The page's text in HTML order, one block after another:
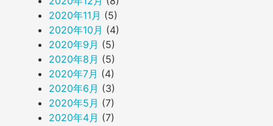
2020年11月 (5)
2020年10月 (4)
2020年9月 (5)
2020年8月 (5)
2020年7月 (4)
2020年6月 (3)
2020年5月 (7)
2020年4月 (7)